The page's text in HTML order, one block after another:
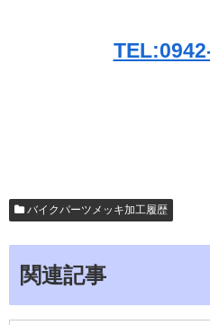
バイクパーツメッキ加工履歴
関連記事